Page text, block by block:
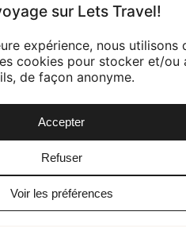
sur Lets Travel!
expérience, nous utilisons
cookies pour stocker et/ou
de façon anonyme.
Accepter
Refuser
Voir les préférences